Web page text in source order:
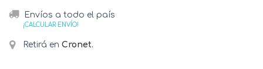
Envíos a todo el país
¡CALCULAR ENVÍO!
Retirá en Cronet.